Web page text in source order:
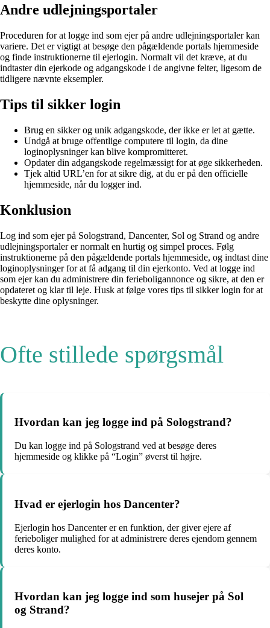
Andre udlejningsportaler
Proceduren for at logge ind som ejer på andre udlejningsportaler kan
variere. Det er vigtigt at besøge den pågældende portals hjemmeside
og finde instruktionerne til ejerlogin. Normalt vil det kræve, at du
indtaster din ejerkode og adgangskode i de angivne felter, ligesom de
tidligere nævnte eksempler.
Tips til sikker login
Brug en sikker og unik adgangskode, der ikke er let at gætte.
Undgå at bruge offentlige computere til login, da dine
loginoplysninger kan blive kompromitteret.
Opdater din adgangskode regelmæssigt for at øge sikkerheden.
Tjek altid URL’en for at sikre dig, at du er på den officielle
hjemmeside, når du logger ind.
Konklusion
Log ind som ejer på Sologstrand, Dancenter, Sol og Strand og andre
udlejningsportaler er normalt en hurtig og simpel proces. Følg
instruktionerne på den pågældende portals hjemmeside, og indtast dine
loginoplysninger for at få adgang til din ejerkonto. Ved at logge ind
som ejer kan du administrere din ferieboligannonce og sikre, at den er
opdateret og klar til leje. Husk at følge vores tips til sikker login for at
beskytte dine oplysninger.
Ofte stillede spørgsmål
Hvordan kan jeg logge ind på Sologstrand?
Du kan logge ind på Sologstrand ved at besøge deres
hjemmeside og klikke på “Login” øverst til højre.
Hvad er ejerlogin hos Dancenter?
Ejerlogin hos Dancenter er en funktion, der giver ejere af
ferieboliger mulighed for at administrere deres ejendom gennem
deres konto.
Hvordan kan jeg logge ind som husejer på Sol
og Strand?